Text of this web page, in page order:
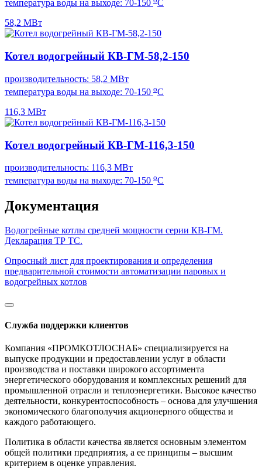
температура воды на выходе: 70-150
С
58,2 МВт
Котел водогрейный КВ-ГМ-58,2-150
производительность: 58,2 МВт
температура воды на выходе: 70-150 оС
116,3 МВт
Котел водогрейный КВ-ГМ-116,3-150
производительность: 116,3 МВт
температура воды на выходе: 70-150 оС
Документация
Водогрейные котлы средней мощности серии КВ-ГМ.
Декларация ТР ТС.
Опросный лист для проектирования и определения
предварительной стоимости автоматизации паровых и
водогрейных котлов
Служба поддержки клиентов
Компания «ПРОМКОТЛОСНАБ» специализируется на
выпуске продукции и предоставлении услуг в области
производства и поставки широкого ассортимента
энергетического оборудования и комплексных решений для
промышленной отрасли и теплоэнергетики. Высокое качество
деятельности, конкурентоспособность – основа для улучшения
экономического благополучия акционерного общества и
каждого работающего.
Политика в области качества является основным элементом
общей политики предприятия, а ее принципы – высшим
критерием в оценке управления.